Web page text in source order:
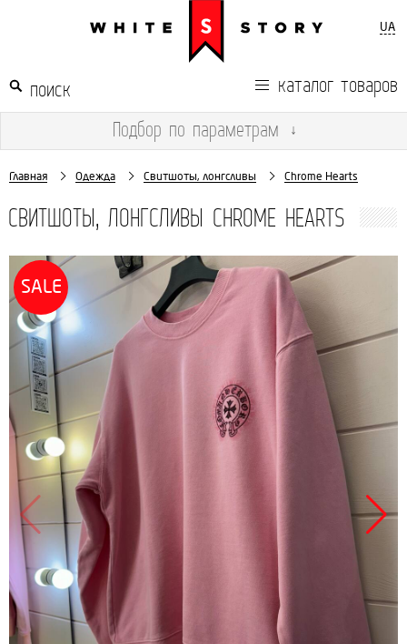
UA
каталог товаров
Подбор по параметрам ↓
Главная Одежда Свитшоты, лонгсливы Chrome Hearts
СВИТШОТЫ, ЛОНГСЛИВЫ CHROME HEARTS
SALE
Продано